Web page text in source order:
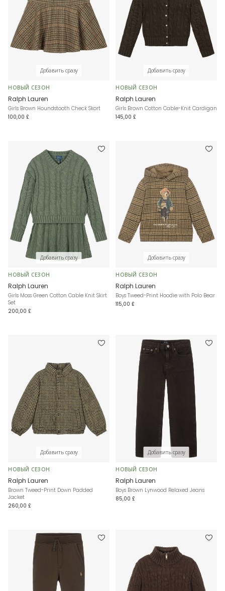
Добавить сразу
НОВЫЙ СЕЗОН
Ralph Lauren
Girls Brown Houndstooth Check Skort
100,00 £
Добавить сразу
НОВЫЙ СЕЗОН
Ralph Lauren
Girls Brown Cotton Cable-Knit Cardigan
145,00 £
Добавить сразу
НОВЫЙ СЕЗОН
Ralph Lauren
Girls Moss Green Cotton Cable Knit Skirt
Set
200,00 £
Добавить сразу
НОВЫЙ СЕЗОН
Ralph Lauren
Boys Tweed-Print Hoodie with Polo Bear
115,00 £
Добавить сразу
НОВЫЙ СЕЗОН
Ralph Lauren
Brown Tweed-Print Down Padded
Jacket
260,00 £
Добавить сразу
НОВЫЙ СЕЗОН
Ralph Lauren
Boys Brown Lynwood Relaxed Jeans
85,00 £